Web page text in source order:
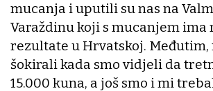
mucanja i uputili su nas na
Varaždinu koji s mucanjem ima
rezultate u Hrvatskoj. Međutim,
šokirali kada smo vidjeli da
15.000 kuna, a još smo i mi